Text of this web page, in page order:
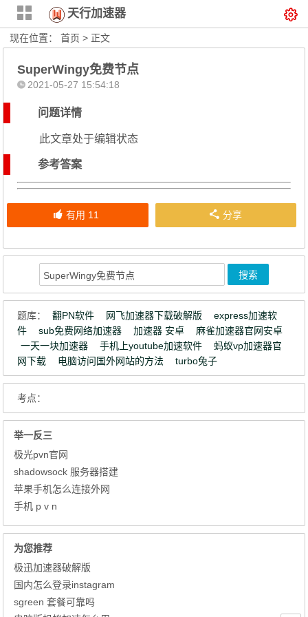
天行加速器
现在位置：首页 > 正文
SuperWingy免费节点
2021-05-27 15:54:18
问题详情
此文章处于编辑状态
参考答案
有用 11 分享
题库： 翻PN软件 网飞加速器下载破解版
express加速软
件
sub免费网络加速器 加速器 安卓
麻雀加速器官网安卓
一天一块加速器
手机上youtube加速软件
蚂蚁vp加速器官
网下载
电脑访问国外网站的方法 turbo兔子
考点：
举一反三
极光pvn官网
shadowsock 服务器搭建
苹果手机怎么连接外网
手机 p v n
为您推荐
极迅加速器破解版
国内怎么登录instagram
sgreen 套餐可靠吗